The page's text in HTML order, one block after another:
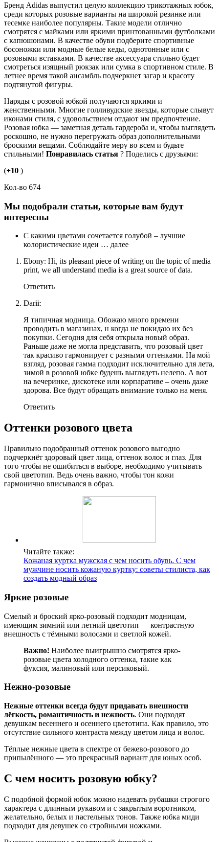
Бренд Adidas выпустил целую коллекцию трикотажных юбок,
среди которых розовые варианты на широкой резинке или
тесемке наиболее популярны. Такие модели отлично
смотрятся с майками или яркими принтованными футболками
с капюшонами. В качестве обуви подберите спортивные
босоножки или модные белые кеды, однотонные или с
розовыми вставками. В качестве аксессуара стильно будет
смотреться изящный рюкзак или сумка в спортивном стиле. В
летнее время такой ансамбль подчеркнет загар и красоту
подтянутой фигуры.
Наряды с розовой юбкой получаются яркими и
женственными. Многие голливудские звезды, которые слывут
иконами стиля, с удовольствием отдают им предпочтение.
Розовая юбка — заметная деталь гардероба и, чтобы выглядеть
роскошно, не нужно перегружать образ дополнительными
броскими вещами. Соблюдайте меру во всем и будьте
стильными! Понравилась статья ? Поделись с друзьями:
(+10 )
Кол-во 674
Мы подобрали статьи, которые вам будут
интересны
С какими цветами сочетается голубой – лучшие
колористические идеи … далее
Ebony: Hi, its pleasant piece of writing on the topic of media
print, we all understand media is a great source of data.
Ответить
Darii:
Я типичная модница. Обожаю много времени
проводить в магазинах, н когда не покидаю их без
покупки. Сегодня для себя открыла новый образ.
Раньше даже не могла представить, что розовый цвет
так красиво гармонирует с разными оттенками. На мой
взгляд, розовая гамма подходит исключительно для лета,
зимой в розовой юбке будешь выглядеть нелепо. А вот
на вечеринке, дискотеке или корпаративе – очень даже
здорова. Все будут обращать внимание только на меня.
Ответить
Оттенки розового цвета
Правильно подобранный оттенок розового выгодно
подчеркнёт здоровый цвет лица, оттенок волос и глаз. Для
того чтобы не ошибиться в выборе, необходимо учитывать
свой цветотип. Ведь очень важно, чтобы тон кожи
гармонично вписывался в образ.
Читайте также:
Кожаная куртка мужская с чем носить обувь. С чем
мужчине носить кожаную куртку: советы стилиста, как
создать модный образ
Яркие розовые
Смелый и броский ярко-розовый подходит модницам,
имеющим зимний или летний цветотип — контрастную
внешность с тёмными волосами и светлой кожей.
Важно! Наиболее выигрышно смотрятся ярко-
розовые цвета холодного оттенка, такие как
фуксия, малиновый или персиковый.
Нежно-розовые
Нежные оттенки всегда будут придавать внешности
лёгкость, романтичность и нежность. Они подходят
девушкам весеннего и осеннего цветотипа. Как правило, это
отсутствие сильного контраста между цветом лица и волос.
Тёплые нежные цвета в спектре от бежево-розового до
припылённого — это прекрасный вариант для юных особ.
С чем носить розовую юбку?
С подобной формой юбок можно надевать рубашки строгого
характера с длинным рукавом и с закрытым воротником,
желательно, белых и пастельных тонов. Также юбка миди
подходит для девушек со стройными ножками.